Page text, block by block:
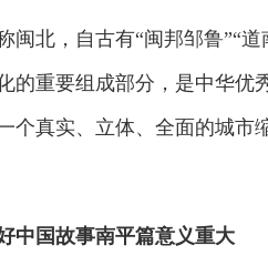
闽北，自古有“闽邦邹鲁”“
的重要组成部分，是中华优
个真实、立体、全面的城市
中国故事南平篇意义重大